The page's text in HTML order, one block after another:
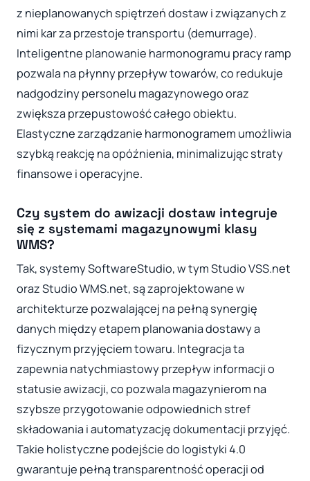
z nieplanowanych spiętrzeń dostaw i związanych z
nimi kar za przestoje transportu (demurrage).
Inteligentne planowanie harmonogramu pracy ramp
pozwala na płynny przepływ towarów, co redukuje
nadgodziny personelu magazynowego oraz
zwiększa przepustowość całego obiektu.
Elastyczne zarządzanie harmonogramem umożliwia
szybką reakcję na opóźnienia, minimalizując straty
finansowe i operacyjne.
Czy system do awizacji dostaw integruje
się z systemami magazynowymi klasy
WMS?
Tak, systemy SoftwareStudio, w tym Studio VSS.net
oraz Studio WMS.net, są zaprojektowane w
architekturze pozwalającej na pełną synergię
danych między etapem planowania dostawy a
fizycznym przyjęciem towaru. Integracja ta
zapewnia natychmiastowy przepływ informacji o
statusie awizacji, co pozwala magazynierom na
szybsze przygotowanie odpowiednich stref
składowania i automatyzację dokumentacji przyjęć.
Takie holistyczne podejście do logistyki 4.0
gwarantuje pełną transparentność operacji od